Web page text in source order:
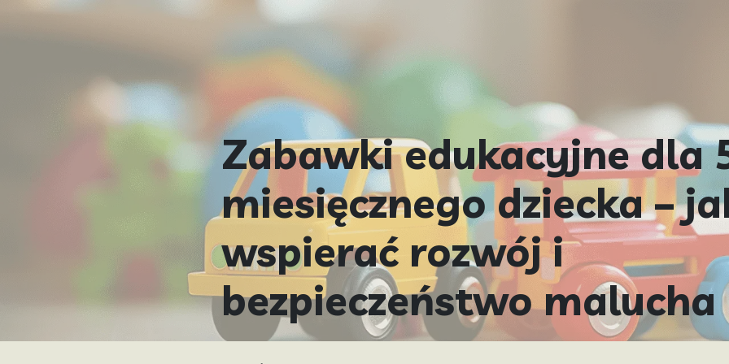
Zabawki edukacyjne dla
miesięcznego dziecka –
wspierać rozwój i
bezpieczeństwo malucha